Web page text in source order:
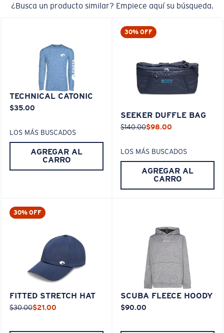
¿Busca un producto similar? Empiece aquí su búsqueda.
TECHNICAL CATONIC
$35.00
LOS MÁS BUSCADOS
AGREGAR AL
CARRO
30% OFF
SEEKER DUFFLE BAG
$140.00$98.00
LOS MÁS BUSCADOS
AGREGAR AL
CARRO
30% OFF
FITTED STRETCH HAT
$30.00$21.00
SCUBA FLEECE HOODY
$90.00